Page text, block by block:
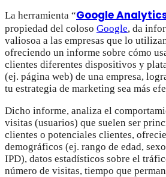
La herramienta “Google
propiedad del coloso Google, da
valiosoa a las empresas que lo
ofreciendo un informe sobre cómo
clientes diferentes dispositivos y
(ej. página web) de una empresa,
tu estrategia de marketing sea más
Dicho informe, analiza el
visitas (usuarios) que suelen ser
clientes o potenciales clientes,
demográficos (ej. rango de edad,
IPD), datos estadísticos sobre el
número de visitas, tiempo que